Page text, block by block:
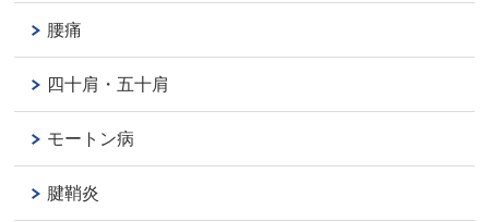
腰痛
四十肩・五十肩
モートン病
腱鞘炎